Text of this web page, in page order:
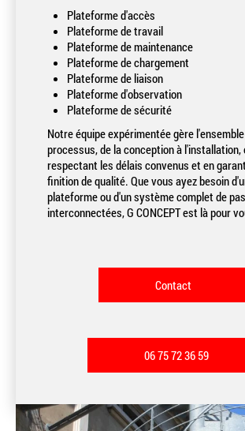
Plateforme d'accès
Plateforme de travail
Plateforme de maintenance
Plateforme de chargement
Plateforme de liaison
Plateforme d'observation
Plateforme de sécurité
Notre équipe expérimentée gère
processus, de la conception à l'installation,
respectant les délais convenus et en
finition de qualité. Que vous ayez besoin
plateforme ou d'un système complet de
interconnectées, G CONCEPT est là pour
Contact
06 75 72 36 59